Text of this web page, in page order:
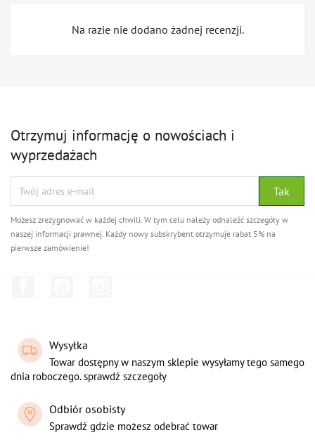
Na razie nie dodano żadnej recenzji.
Otrzymuj informację o nowościach i
wyprzedażach
Możesz zrezygnować w każdej chwili. W tym celu należy odnaleźć szczegóły w
naszej informacji prawnej. Każdy nowy subskrybent otrzymuje rabat 5% na
pierwsze zamówienie!
Wysyłka
Towar dostępny w naszym sklepie wysyłamy tego samego
dnia roboczego. sprawdź szczegoły
Odbiór osobisty
Sprawdź gdzie możesz odebrać towar